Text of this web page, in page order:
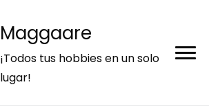
Maggaare
¡Todos tus hobbies en un solo
lugar!